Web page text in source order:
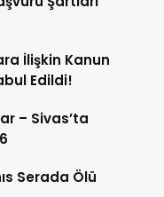
İlişkin Kanun
Edildi!
– Sivas’ta
Serada Ölü